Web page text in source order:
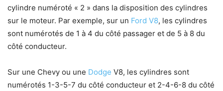
cylindre numéroté « 2 » dans la disposition des cylindres
sur le moteur. Par exemple, sur un Ford V8, les cylindres
sont numérotés de 1 à 4 du côté passager et de 5 à 8 du
côté conducteur.
Sur une Chevy ou une Dodge V8, les cylindres sont
numérotés 1-3-5-7 du côté conducteur et 2-4-6-8 du côté